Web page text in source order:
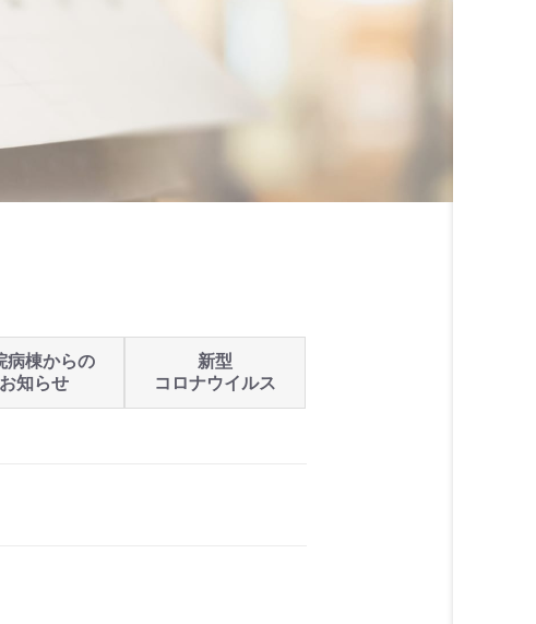
病棟からの
お知らせ
新型
コロナウイルス